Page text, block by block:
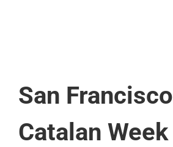
San Francisco
Catalan Week